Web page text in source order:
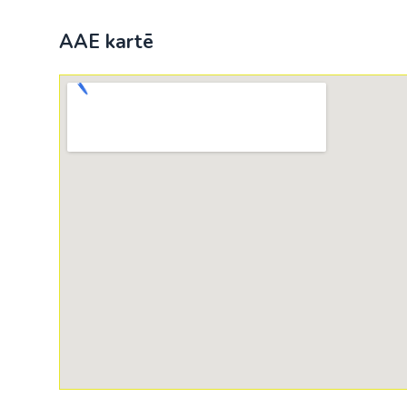
AAE kartē